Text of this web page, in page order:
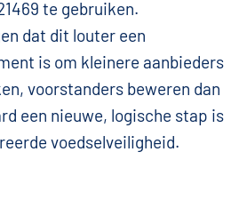
te gebruiken.
dat dit louter een
is om kleinere aanbieders
voorstanders beweren dan
een nieuwe, logische stap is
voedselveiligheid.